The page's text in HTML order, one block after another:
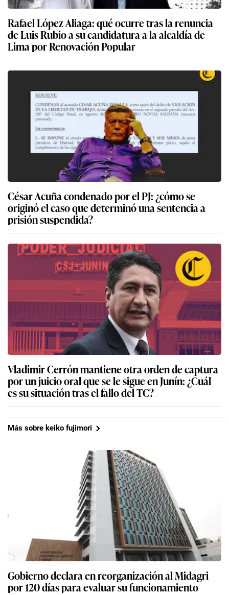
Rafael López Aliaga: qué ocurre tras la renuncia
de Luis Rubio a su candidatura a la alcaldía de
Lima por Renovación Popular
César Acuña condenado por el PJ: ¿cómo se
originó el caso que determinó una sentencia a
prisión suspendida?
Vladimir Cerrón mantiene otra orden de captura
por un juicio oral que se le sigue en Junín: ¿Cuál
es su situación tras el fallo del TC?
Más sobre keiko fujimori
Gobierno declara en reorganización al Midagri
por 120 días para evaluar su funcionamiento